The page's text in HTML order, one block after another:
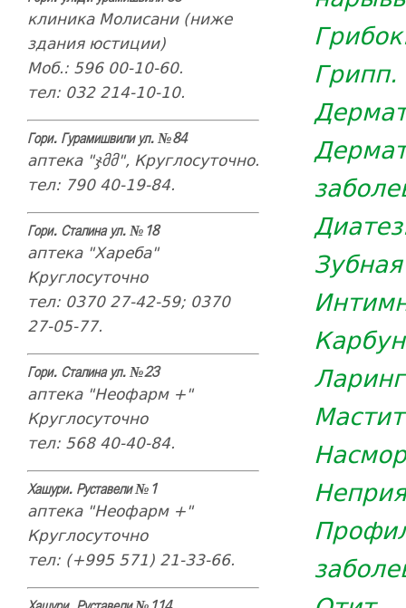
клиника Молисани (ниже
здания юстиции)
Моб.: 596 00-10-60.
тел: 032 214-10-10.
Гори. Гурамишвили ул. №84
аптека "ჯმმ", Круглосуточно.
тел: 790 40-19-84.
Гори. Сталина ул. №18
аптека "Хареба"
Круглосуточно
тел: 0370 27-42-59; 0370
27-05-77.
Гори. Сталина ул. №23
аптека "Неофарм +"
Круглосуточно
тел: 568 40-40-84.
Хашури. Руставели №1
аптека "Неофарм +"
Круглосуточно
тел: (+995 571) 21-33-66.
Грипп.